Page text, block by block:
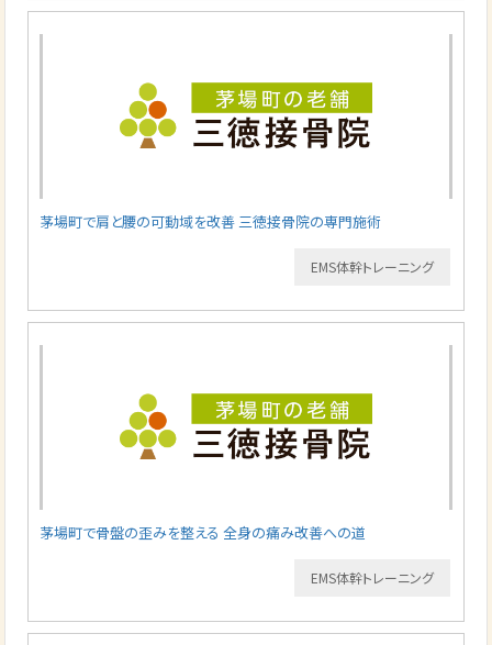
茅場町で肩と腰の可動域を改善 三徳接骨院の専門施術
EMS体幹トレーニング
茅場町で骨盤の歪みを整える 全身の痛み改善への道
EMS体幹トレーニング